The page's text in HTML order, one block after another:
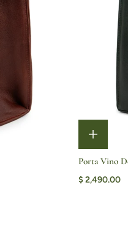
Porta Vino
$ 2,490.00